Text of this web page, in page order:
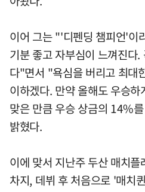
이어 그는 "'디펜딩 챔피언'이
기분 좋고 자부심이 느껴진다
다"면서 "욕심을 버리고 최대
이하겠다. 만약 올해도 우승
맞은 만큼 우승 상금의 14%
밝혔다.
이에 맞서 지난주 두산 매치
차지, 데뷔 후 처음으로 '매치